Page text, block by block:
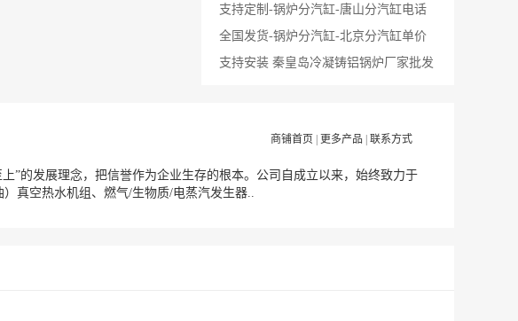
支持定制-锅炉分汽缸-唐山分汽缸电话
全国发货-锅炉分汽缸-北京分汽缸单价
支持安装 秦皇岛冷凝铸铝锅炉厂家批发
商铺首页 更多产品 联系方式
”的发展理念，把信誉作为企业生存的根本。公司自成立以来，始终致力于
真空热水机组、燃气/生物质/电蒸汽发生器..